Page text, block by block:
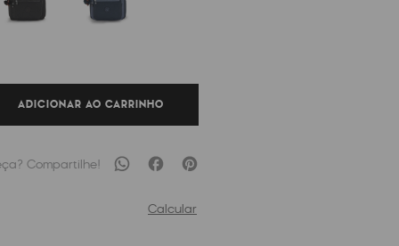
ADICIONAR AO CARRINHO
Calcular